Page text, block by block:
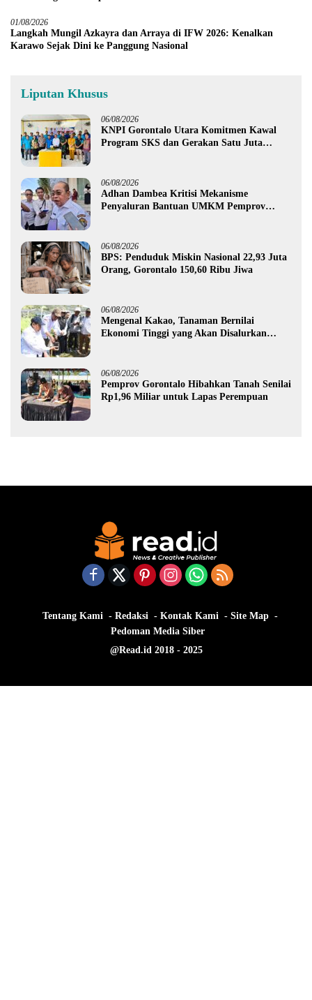
01/08/2026
Langkah Mungil Azkayra dan Arraya di IFW 2026: Kenalkan
Karawo Sejak Dini ke Panggung Nasional
Liputan Khusus
06/08/2026
KNPI Gorontalo Utara Komitmen Kawal
Program SKS dan Gerakan Satu Juta
06/08/2026
Adhan Dambea Kritisi Mekanisme
Penyaluran Bantuan UMKM Pemprov
06/08/2026
BPS: Penduduk Miskin Nasional 22,93 Juta
Orang, Gorontalo 150,60 Ribu Jiwa
06/08/2026
Mengenal Kakao, Tanaman Bernilai
Ekonomi Tinggi yang Akan Disalurkan
06/08/2026
Pemprov Gorontalo Hibahkan Tanah Senilai
Rp1,96 Miliar untuk Lapas Perempuan
Tentang Kami Redaksi Kontak Kami
Site Map
Pedoman Media Siber
@Read.id 2018 - 2025